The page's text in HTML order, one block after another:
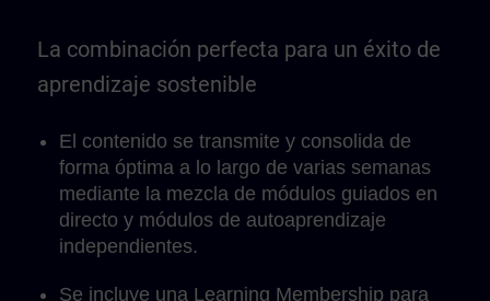
La combinación perfecta para un éxito de
aprendizaje sostenible
El contenido se transmite y consolida de
forma óptima a lo largo de varias semanas
mediante la mezcla de módulos guiados en
directo y módulos de autoaprendizaje
independientes.
Se incluye una Learning Membership para